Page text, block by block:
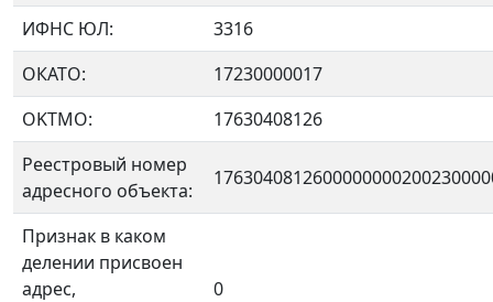
ИФНС ЮЛ:
3316
ОКАТО:
17230000017
OKTMO:
17630408126
Реестровый номер
адресного объекта:
Признак в каком
делении присвоен
адрес,
0